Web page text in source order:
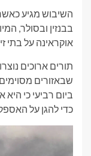
השיבוש מגיע
בבנזין ובסולר,
אוקראינה על בתי
תורים ארוכים
שבאזורים
כדי להגן על